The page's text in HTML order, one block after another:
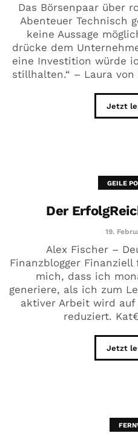
Das Börsenpaar über
Abenteuer Technisch
keine Aussage
drücke dem
eine Investition würde
stillhalten.“ – Laura von
Jetzt
GEILE
Der
19.
Alex Fischer –
Finanzblogger
mich, dass ich
generiere, als ich zum
aktiver Arbeit wird auf
reduziert.
Jetzt